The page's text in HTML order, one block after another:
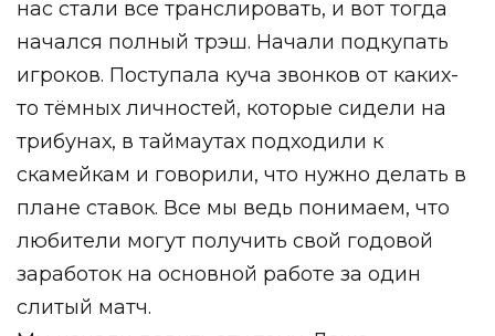
нас стали все транслировать, и вот тогда
начался полный трэш. Начали подкупать
игроков. Поступала куча звонков от каких-
то тёмных личностей, которые сидели на
трибунах, в таймаутах подходили к
скамейкам и говорили, что нужно делать в
плане ставок. Все мы ведь понимаем, что
любители могут получить свой годовой
заработок на основной работе за один
слитый матч.